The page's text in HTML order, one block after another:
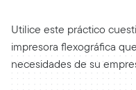
Utilice este práctico
impresora flexográfica
necesidades de su